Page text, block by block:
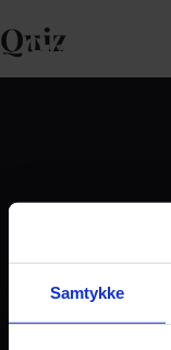
Samtykke
Quiz
Kontakt
Dilemma